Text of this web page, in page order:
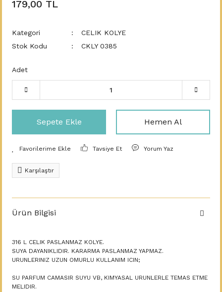
179,00 TL
Kategori
CELIK KOLYE
Stok Kodu
CKLY 0385
Adet
Sepete Ekle Hemen Al
Tavsiye Et Yorum Yaz
Karşılaştır
Ürün Bilgisi
316 L CELIK PASLANMAZ KOLYE.
SUYA DAYANIKLIDIR. KARARMA PASLANMAZ YAPMAZ.
URUNLERINIZ UZUN OMURLU KULLANIM ICIN;
SU PARFUM CAMASIR SUYU VB, KIMYASAL URUNLERLE TEMAS ETME
MELIDIR.